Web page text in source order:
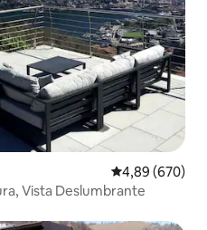
4,89 de uma
4,89 (670)
Vista Deslumbrante